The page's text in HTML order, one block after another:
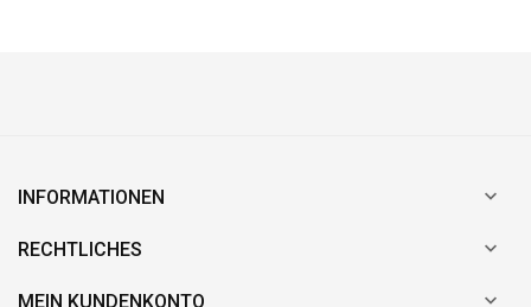
INFORMATIONEN 
RECHTLICHES 
MEIN KUNDENKONTO 